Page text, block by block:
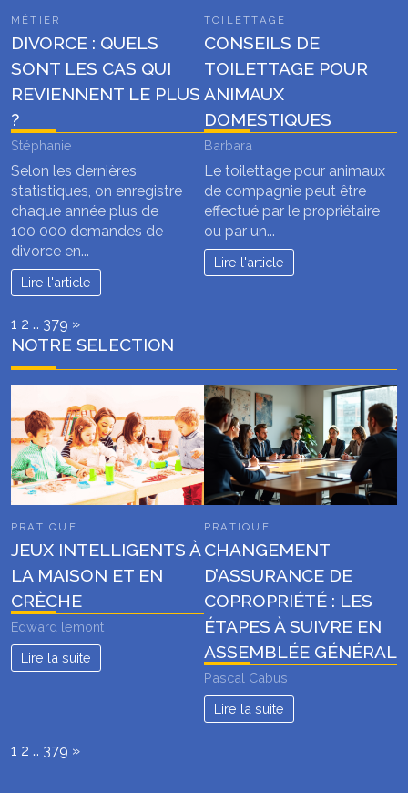
MÉTIER
DIVORCE : QUELS
SONT LES CAS QUI
REVIENNENT LE PLUS
?
Stéphanie
Selon les dernières
statistiques, on enregistre
chaque année plus de
100 000 demandes de
divorce en...
Lire l'article
TOILETTAGE
CONSEILS DE
TOILETTAGE POUR
ANIMAUX
DOMESTIQUES
Barbara
Le toilettage pour animaux
de compagnie peut être
effectué par le propriétaire
ou par un...
Lire l'article
Page:
1 2 … 379 Next
»
NOTRE SELECTION
PRATIQUE
JEUX INTELLIGENTS À
LA MAISON ET EN
CRÈCHE
Edward lemont
Lire la suite
PRATIQUE
CHANGEMENT
D’ASSURANCE DE
COPROPRIÉTÉ : LES
ÉTAPES À SUIVRE EN
ASSEMBLÉE GÉNÉRAL
Pascal Cabus
Lire la suite
Page:
1 2 … 379 Next
»